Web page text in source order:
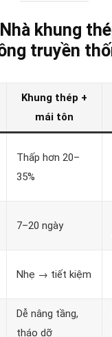
khung
truyền
Khung thép +
mái tôn
Thấp hơn 20–
35%
7–20 ngày
Nhẹ → tiết kiệm
Dễ nâng tầng,
tháo dỡ